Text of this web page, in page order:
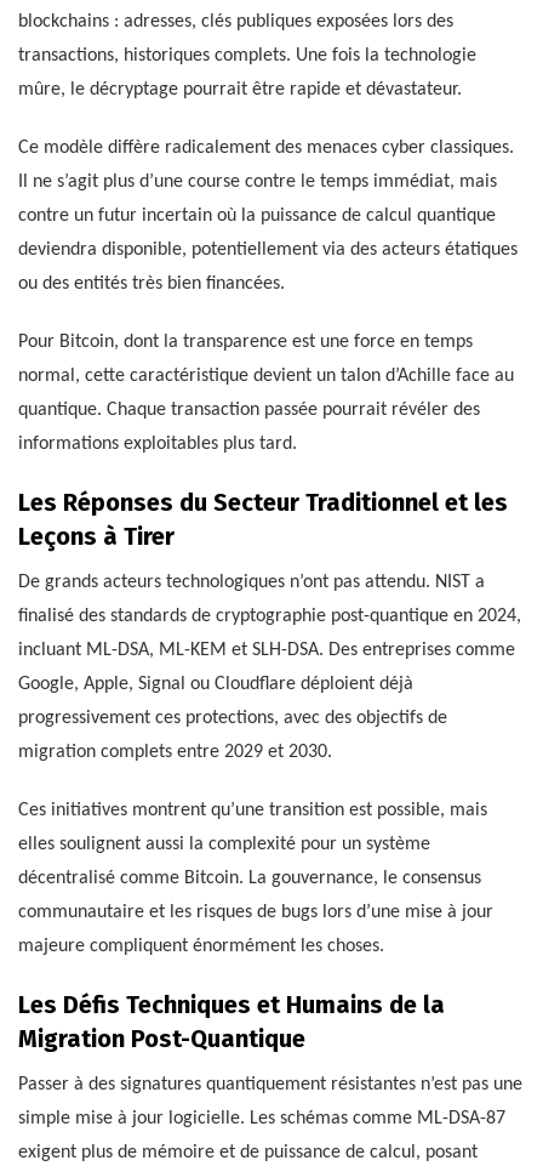
blockchains : adresses, clés publiques exposées lors des
transactions, historiques complets. Une fois la technologie
mûre, le décryptage pourrait être rapide et dévastateur.
Ce modèle diffère radicalement des menaces cyber classiques.
Il ne s’agit plus d’une course contre le temps immédiat, mais
contre un futur incertain où la puissance de calcul quantique
deviendra disponible, potentiellement via des acteurs étatiques
ou des entités très bien financées.
Pour Bitcoin, dont la transparence est une force en temps
normal, cette caractéristique devient un talon d’Achille face au
quantique. Chaque transaction passée pourrait révéler des
informations exploitables plus tard.
Les Réponses du Secteur Traditionnel et les
Leçons à Tirer
De grands acteurs technologiques n’ont pas attendu. NIST a
finalisé des standards de cryptographie post-quantique en 2024,
incluant ML-DSA, ML-KEM et SLH-DSA. Des entreprises comme
Google, Apple, Signal ou Cloudflare déploient déjà
progressivement ces protections, avec des objectifs de
migration complets entre 2029 et 2030.
Ces initiatives montrent qu’une transition est possible, mais
elles soulignent aussi la complexité pour un système
décentralisé comme Bitcoin. La gouvernance, le consensus
communautaire et les risques de bugs lors d’une mise à jour
majeure compliquent énormément les choses.
Les Défis Techniques et Humains de la
Migration Post-Quantique
Passer à des signatures quantiquement résistantes n’est pas une
simple mise à jour logicielle. Les schémas comme ML-DSA-87
exigent plus de mémoire et de puissance de calcul, posant